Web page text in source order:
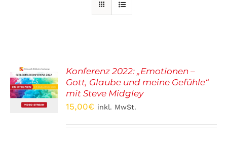
Konferenz 2022: „Emotionen –
Gott, Glaube und meine Gefühle“
mit Steve Midgley
15,00€ inkl. MwSt.